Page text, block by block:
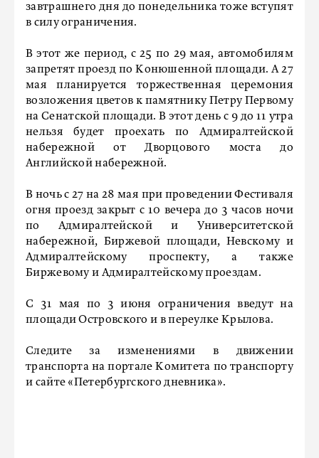
завтрашнего дня до понедельника тоже вступят
в силу ограничения.
В этот же период, с 25 по 29 мая, автомобилям
запретят проезд по Конюшенной площади. А 27
мая планируется торжественная церемония
возложения цветов к памятнику Петру Первому
на Сенатской площади. В этот день с 9 до 11 утра
нельзя будет проехать по Адмиралтейской
набережной от Дворцового моста до
Английской набережной.
В ночь с 27 на 28 мая при проведении Фестиваля
огня проезд закрыт с 10 вечера до 3 часов ночи
по Адмиралтейской и Университетской
набережной, Биржевой площади, Невскому и
Адмиралтейскому проспекту, а также
Биржевому и Адмиралтейскому проездам.
С 31 мая по 3 июня ограничения введут на
площади Островского и в переулке Крылова.
Следите за изменениями в движении
транспорта на портале Комитета по транспорту
и сайте «Петербургского дневника».